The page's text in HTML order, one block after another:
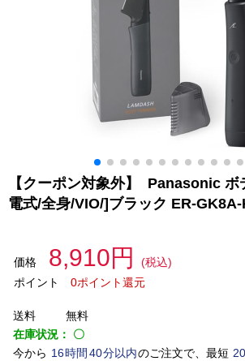
【クーポン対象外】 Panasonic ボ
電式/全身/VIO/]ブラック ER-
価格 8,910円
(税込)
ポイント
0ポイント還元
送料
無料
在庫状況： 〇
今から 16時間 40分以内のご注文で、最短